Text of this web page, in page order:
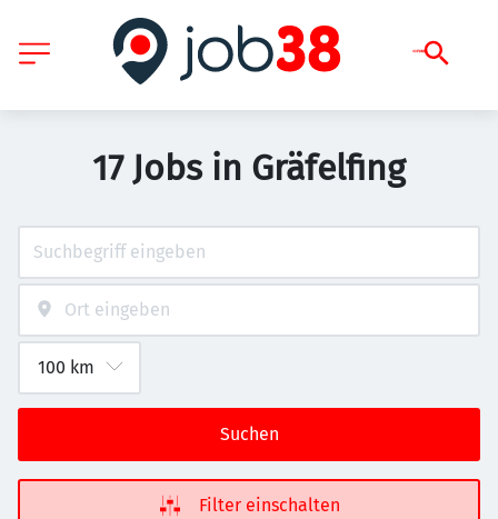
17 Jobs in Gräfelfing
Suchen
Filter einschalten